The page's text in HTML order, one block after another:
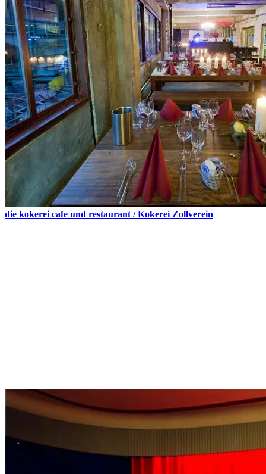
die kokerei cafe und restaurant / Kokerei Zollverein